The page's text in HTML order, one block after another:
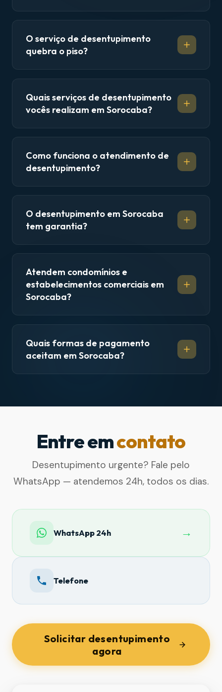
O serviço de desentupimento
quebra o piso?
Quais serviços de desentupimento
vocês realizam em Sorocaba?
Como funciona o atendimento de
desentupimento?
O desentupimento em Sorocaba
tem garantia?
Atendem condomínios e
estabelecimentos comerciais em
Sorocaba?
Quais formas de pagamento
aceitam em Sorocaba?
Entre emcontato
Desentupimento urgente? Fale pelo
WhatsApp — atendemos 24h, todos os dias.
WhatsApp 24h →
Telefone
Solicitar desentupimento
agora